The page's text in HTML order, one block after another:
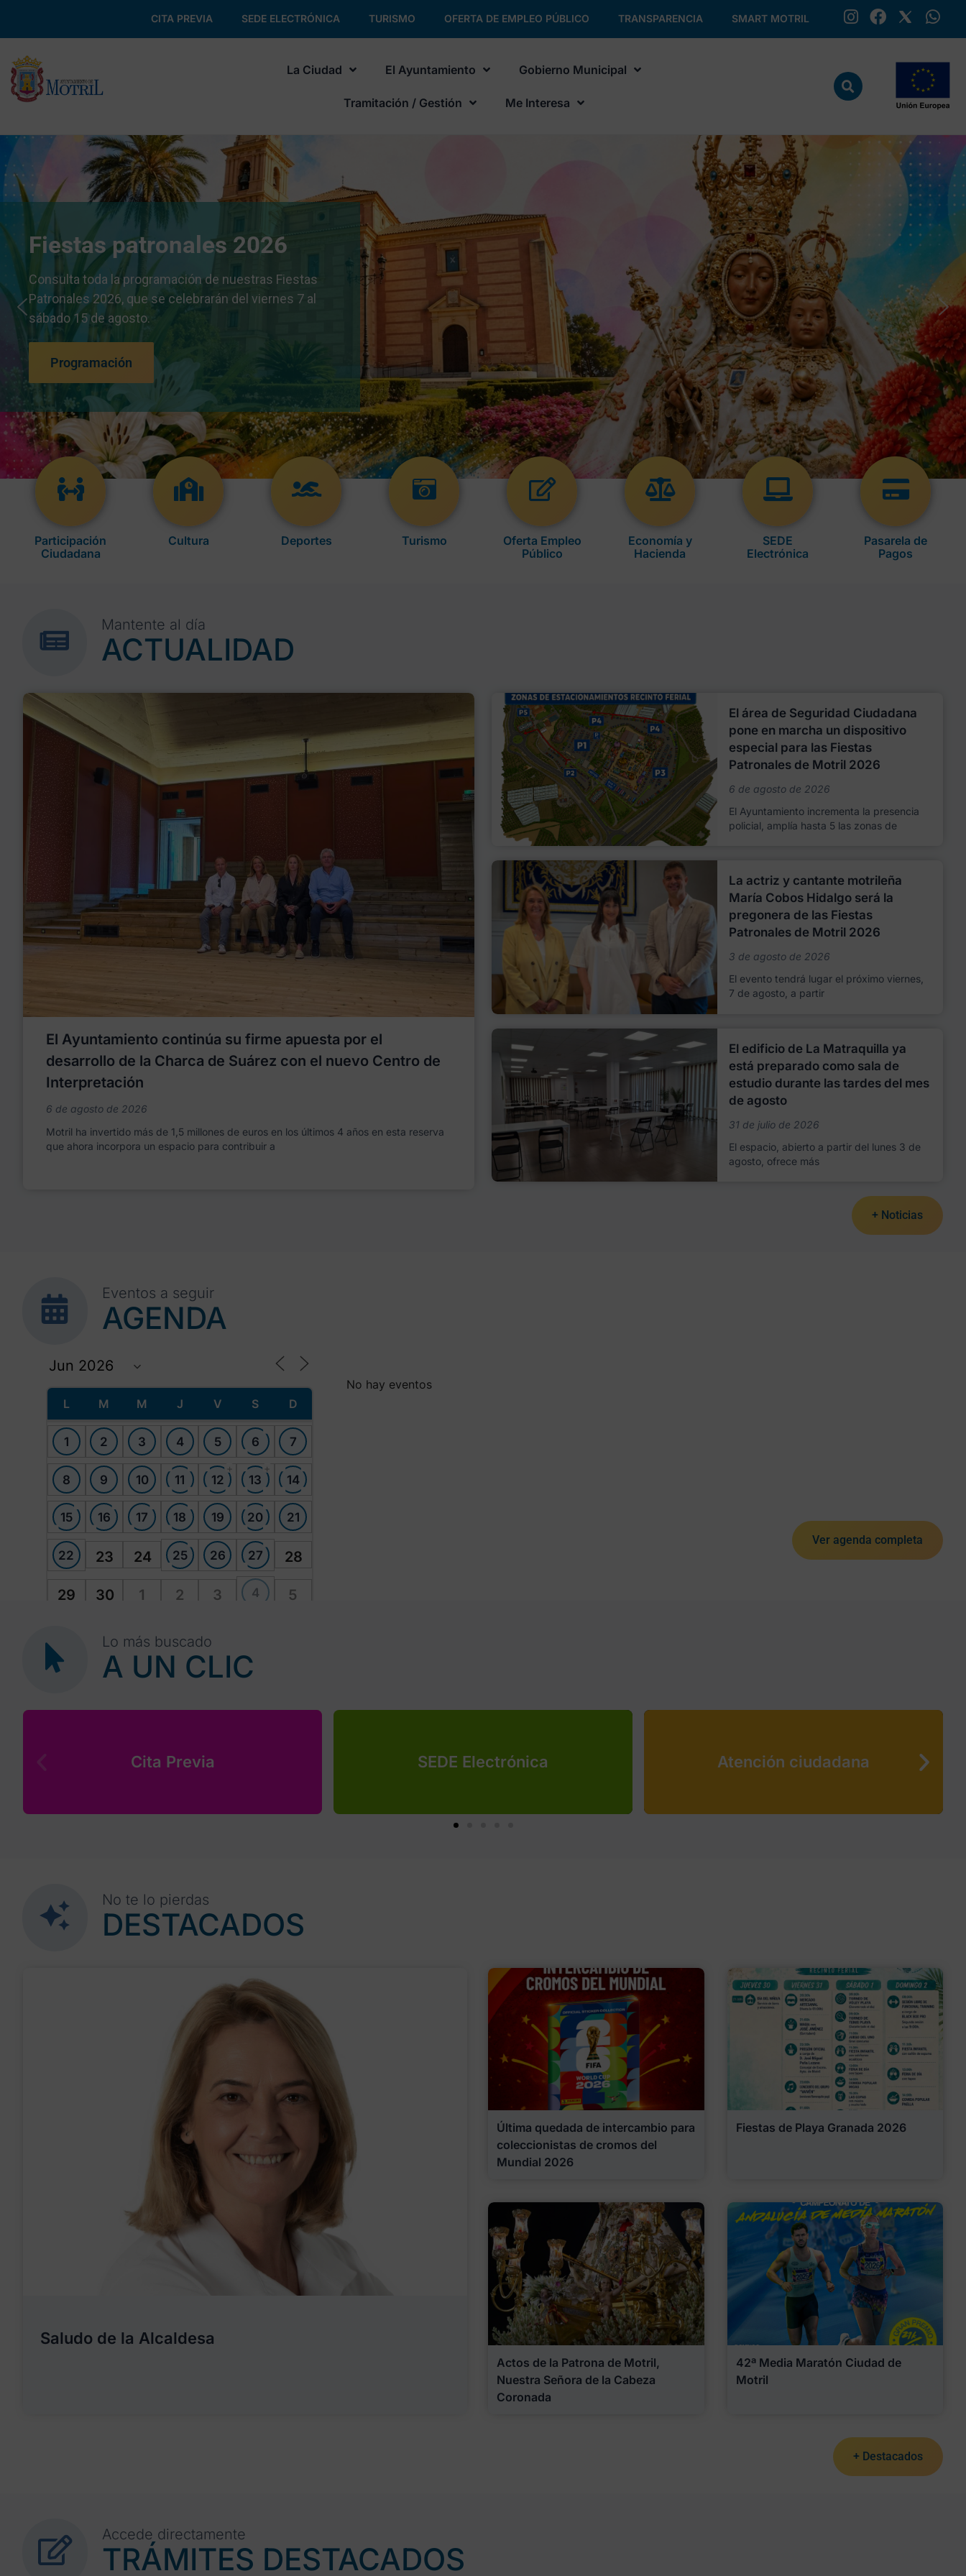
CITA PREVIA SEDE ELECTRÓNICA TURISMO OFERTA DE EMPLEO PÚBLICO TRANSPARENCIA SMART MOTRIL
La Ciudad El Ayuntamiento Gobierno Municipal
Tramitación / Gestión Me Interesa
Fiestas patronales 2026
Consulta toda la programación de nuestras Fiestas
Patronales 2026, que se celebrarán del viernes 7 al
sábado 15 de agosto.
Programación
Participación
Ciudadana
Cultura Deportes Turismo
Oferta Empleo
Público
Economía y
Hacienda
SEDE
Electrónica
Pasarela de
Pagos
Mantente al día
ACTUALIDAD
El Ayuntamiento continúa su firme apuesta por el
desarrollo de la Charca de Suárez con el nuevo Centro de
Interpretación
6 de agosto de 2026
Motril ha invertido más de 1,5 millones de euros en los últimos 4 años en esta reserva
que ahora incorpora un espacio para contribuir a
El área de Seguridad Ciudadana
pone en marcha un dispositivo
especial para las Fiestas
Patronales de Motril 2026
6 de agosto de 2026
El Ayuntamiento incrementa la presencia
policial, amplía hasta 5 las zonas de
La actriz y cantante motrileña
María Cobos Hidalgo será la
pregonera de las Fiestas
Patronales de Motril 2026
3 de agosto de 2026
El evento tendrá lugar el próximo viernes,
7 de agosto, a partir
El edificio de La Matraquilla ya
está preparado como sala de
estudio durante las tardes del mes
de agosto
31 de julio de 2026
El espacio, abierto a partir del lunes 3 de
agosto, ofrece más
+ Noticias
Eventos a seguir
AGENDA
L M M J V S D
1 2 3 4 5 6 7
8 9 10 11 12
+
13
+
14
15 16 17 18 19 20 21
22 23 24 25 26 27 28
29 30 1 2 3 4 5
No hay eventos
Ver agenda completa
Lo más buscado
A UN CLIC
Cita Previa SEDE Electrónica Atención ciudadana
No te lo pierdas
DESTACADOS
Saludo de la Alcaldesa
Última quedada de intercambio para
coleccionistas de cromos del
Mundial 2026
Fiestas de Playa Granada 2026
Actos de la Patrona de Motril,
Nuestra Señora de la Cabeza
Coronada
42ª Media Maratón Ciudad de
Motril
+ Destacados
Accede directamente
TRÁMITES DESTACADOS